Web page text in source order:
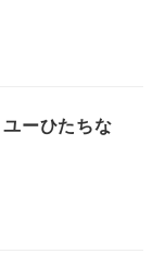
ーひたちな